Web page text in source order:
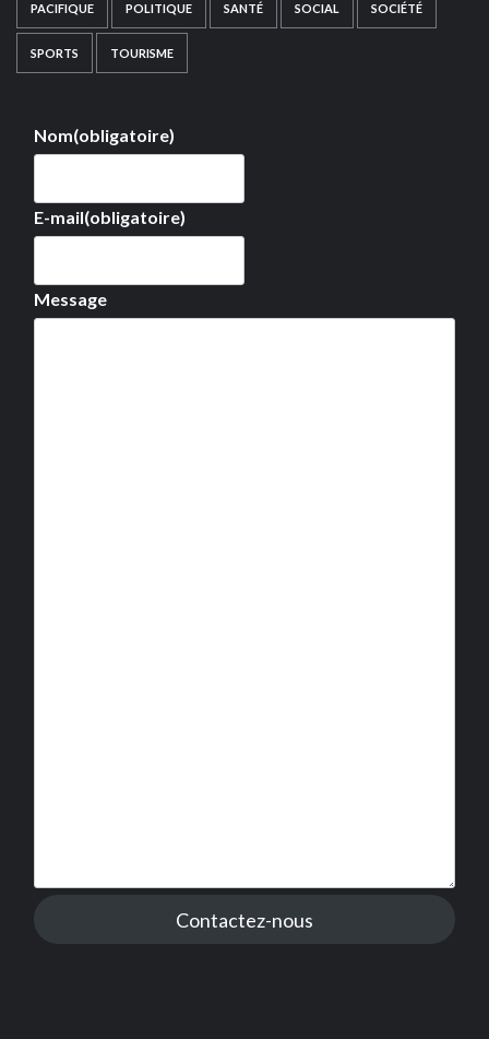
PACIFIQUE POLITIQUE SANTÉ SOCIAL SOCIÉTÉ
SPORTS TOURISME
Nom(obligatoire)
E-mail(obligatoire)
Message
Contactez-nous